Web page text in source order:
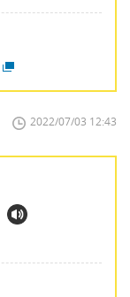
2022/07/03 12:43